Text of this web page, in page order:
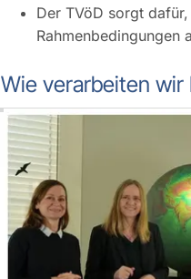
Der TVöD sorgt
Rahmenbedingungen
Wie verarbeiten wir